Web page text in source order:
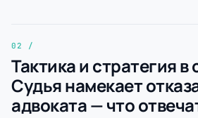
Тактика и стратегия в
Судья намекает
адвоката — что